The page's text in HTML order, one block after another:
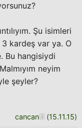
Şu isimleri
3 kardeş var ya. O
Bu hangisiydi
neyim
şeyler?
cancan (15.11.15)